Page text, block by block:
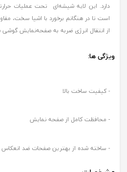
دارد. این لایه شیشه‌ای تحت عملیات
است تا در هنگانم برخورد با اشیا سخت،
از انتقال انرژی ضربه به صفحه‌نمایش
ویژگی ها:
- کیفیت ساخت بالا
- محافظت کامل از صفحه نمایش
- ساخته شده از بهترین صفحات ضد انعکاس